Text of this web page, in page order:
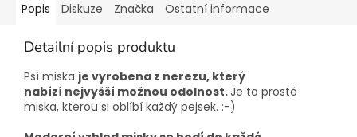
Popis Diskuze Značka Ostatní informace
Detailní popis produktu
Psí miska je vyrobena z nerezu, který
nabízí nejvyšší možnou odolnost.Je to prostě
miska, kterou si oblíbí každý pejsek. :-)